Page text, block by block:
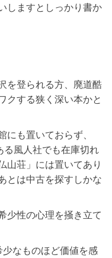
しますとしっかり書か
を登られる方、廃道酷
クする狭く深い本かと
も置いておらず、
風人社でも在庫切れ
山荘」には置いてあり
とは中古を探すしかな
少性の心理を掻き立て
なものほど価値を感